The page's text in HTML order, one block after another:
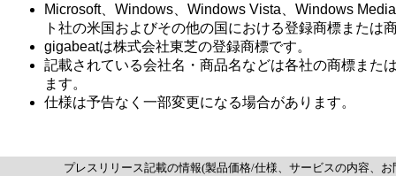
Microsoft、Windows、Windows Vista、Windows
ト社の米国およびその他の国における登録商標または
gigabeatは株式会社東芝の登録商標です。
記載されている会社名・商品名などは各社の商標また
ます。
仕様は予告なく一部変更になる場合があります。
プレスリリース記載の情報(製品価格/仕様、サービスの内容、